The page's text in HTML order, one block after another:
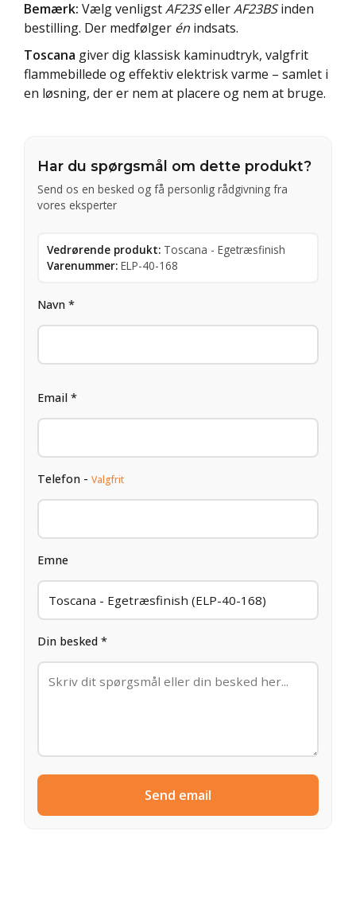
Bemærk: Vælg venligstAF23SellerAF23BSinden
bestilling. Der medfølger én indsats.
Toscana giver dig klassisk kaminudtryk, valgfrit
flammebillede og effektiv elektrisk varme – samlet i
en løsning, der er nem at placere og nem at bruge.
Har du spørgsmål om dette produkt?
Send os en besked og få personlig rådgivning fra
vores eksperter
Vedrørende produkt: Toscana - Egetræsfinish
Varenummer: ELP-40-168
Navn *
Email *
Telefon - Valgfrit
Emne
Din besked *
Send email